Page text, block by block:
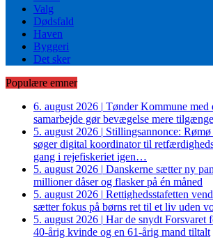
Valg
Dødsfald
Haven
Byggeri
Det sker
Populære emner
6. august 2026 | Tønder Kommune
samarbejde gør bevægelse mere
5. august 2026 | Stillingsannonce:
søger digital koordinator til
gang i rejefiskeriet igen…
5. august 2026 | Danskerne sætter ny
millioner dåser og flasker på én måned
5. august 2026 | Rettighedsstafetten
sætter fokus på børns ret til et liv uden
5. august 2026 | Har de snydt Forsvaret
40-årig kvinde og en 61-årig mand tiltalt